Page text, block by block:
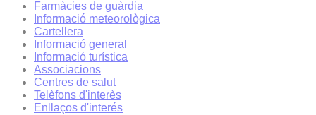
Farmàcies de guàrdia
Informació meteorològica
Cartellera
Informació general
Informació turística
Associacions
Centres de salut
Telèfons d'interès
Enllaços d'interés